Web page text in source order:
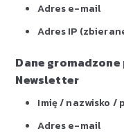
Adres e-mail
Adres IP
Dane gromadzone
Newsletter
Imię / nazwisko /
Adres e-mail